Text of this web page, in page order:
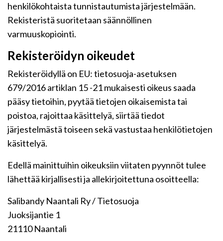
henkilökohtaista tunnistautumista järjestelmään.
Rekisteristä suoritetaan säännöllinen
varmuuskopiointi.
Rekisteröidyn oikeudet
Rekisteröidyllä on EU: tietosuoja-asetuksen
679/2016 artiklan 15 -21 mukaisesti oikeus saada
pääsy tietoihin, pyytää tietojen oikaisemista tai
poistoa, rajoittaa käsittelyä, siirtää tiedot
järjestelmästä toiseen sekä vastustaa henkilötietojen
käsittelyä.
Edellä mainittuihin oikeuksiin viitaten pyynnöt tulee
lähettää kirjallisesti ja allekirjoitettuna osoitteella:
Salibandy Naantali Ry / Tietosuoja
Juoksijantie 1
21110 Naantali